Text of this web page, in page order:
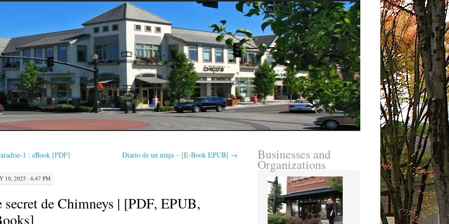
1 : eBook [PDF] Diario de un ninja – [E-Book EPUB] →
10, 2025 · 6:47 PM
secret de Chimneys | [PDF, EPUB,
Businesses and
Organizations